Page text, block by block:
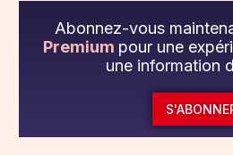
Abonnez-vous
Premium pour une
une information